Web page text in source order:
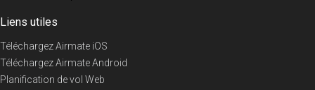
Liens utiles
Téléchargez Airmate iOS
Téléchargez Airmate Android
Planification de vol Web